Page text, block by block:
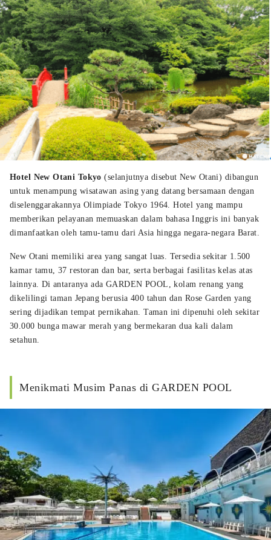
Hotel New Otani Tokyo (selanjutnya disebut New Otani) dibangun
untuk menampung wisatawan asing yang datang bersamaan dengan
diselenggarakannya Olimpiade Tokyo 1964. Hotel yang mampu
memberikan pelayanan memuaskan dalam bahasa Inggris ini banyak
dimanfaatkan oleh tamu-tamu dari Asia hingga negara-negara Barat.
New Otani memiliki area yang sangat luas. Tersedia sekitar 1.500
kamar tamu, 37 restoran dan bar, serta berbagai fasilitas kelas atas
lainnya. Di antaranya ada GARDEN POOL, kolam renang yang
dikelilingi taman Jepang berusia 400 tahun dan Rose Garden yang
sering dijadikan tempat pernikahan. Taman ini dipenuhi oleh sekitar
30.000 bunga mawar merah yang bermekaran dua kali dalam
setahun.
Menikmati Musim Panas di GARDEN POOL